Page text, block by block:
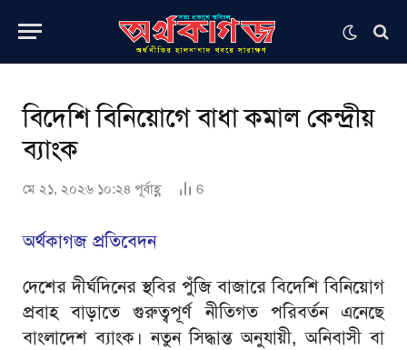
বিদেশি বিনিয়োগে বাধা কমাল কেন্দ্রীয়
ব্যাংক
মে ২১, ২০২৬ ১০:২৪ পূর্বাহ্ণ 6
অর্থকাগজ প্রতিবেদন
দেশের দীর্ঘদিনের স্থবির পুঁজি বাজারে বিদেশি বিনিয়োগ
প্রবাহ বাড়াতে গুরুত্বপূর্ণ নীতিগত পরিবর্তন এনেছে
বাংলাদেশ ব্যাংক। নতুন সিদ্ধান্ত অনুযায়ী, অনিবাসী বা